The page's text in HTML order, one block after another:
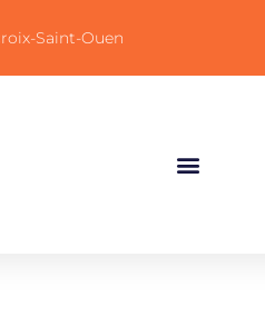
Saint-Ouen